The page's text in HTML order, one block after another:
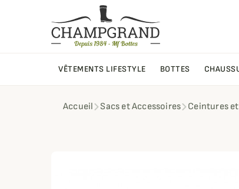
VÊTEMENTS LIFESTYLE BOTTES
Accueil Sacs et Accessoires Ceintures